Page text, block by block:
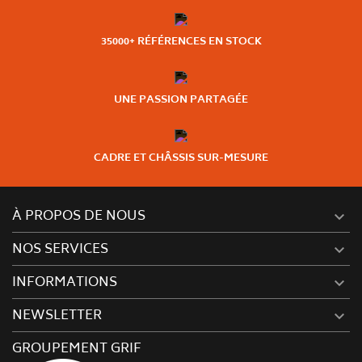
35000+ RÉFÉRENCES EN STOCK
UNE PASSION PARTAGÉE
CADRE ET CHÂSSIS SUR-MESURE
À PROPOS DE NOUS 
NOS SERVICES 
INFORMATIONS 
NEWSLETTER 
GROUPEMENT GRIF